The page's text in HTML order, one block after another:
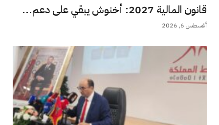
قانون المالية 2027: أخنوش يبقي على دعم...
أغسطس 6, 2026